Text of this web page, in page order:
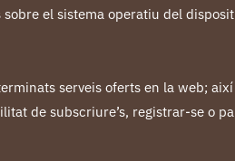
el sistema operatiu del
serveis oferts en la web;
de subscriure’s, registrar-se o